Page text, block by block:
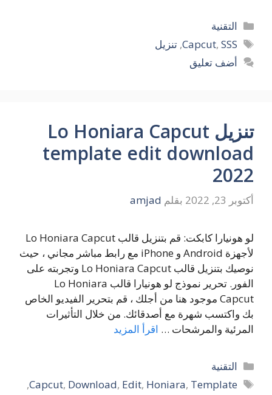
التصنيفات
التقنية
الوسومCapcut, SSS
,تنزيل
أضف تعليق
تنزيل Lo Honiara Capcut
template edit download
2022
أكتوبر 23, 2022 بقلم amjad
لو هونيارا كابكت: قم بتنزيل قالب Lo Honiara Capcut
لأجهزة Android و iPhone مع رابط مباشر مجاني ، حيث
نوصيك بتنزيل قالب Lo Honiara Capcut وتجربته على
الفور. تحرير نموذج لو هونيارا قالب Lo Honiara
Capcut موجود هنا من أجلك ، قم بتحرير الفيديو الخاص
بك واكتسب شهرة مع أصدقائك. من خلال التأثيرات
المرئية والمرشحات … اقرأ المزيد
التصنيفات
التقنية
الوسوم
Capcut, Download, Edit, Honiara, Template
,